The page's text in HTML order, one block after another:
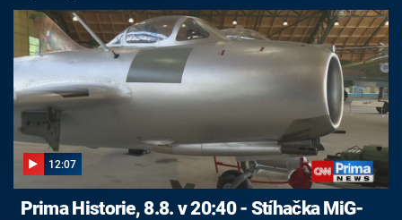
12:07
Prima Historie, 8.8. v 20:40 - Stíhačka MiG-